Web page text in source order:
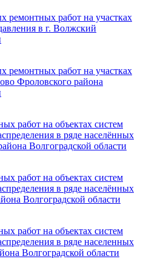
ремонтных работ на участках
в г. Волжский
ремонтных работ на участках
Фроловского района
работ на объектах систем
в ряде населённых
Волгоградской области
работ на объектах систем
в ряде населённых
Волгоградской области
работ на объектах систем
в ряде населенных
Волгоградской области